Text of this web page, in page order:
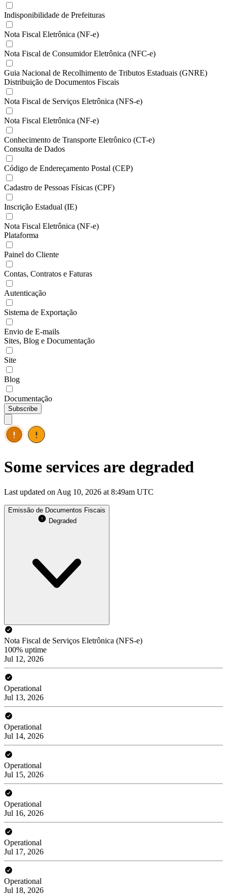
Indisponibilidade de Prefeituras
Nota Fiscal Eletrônica (NF-e)
Nota Fiscal de Consumidor Eletrônica (NFC-e)
Guia Nacional de Recolhimento de Tributos Estaduais (GNRE)
Distribuição de Documentos Fiscais
Nota Fiscal de Serviços Eletrônica (NFS-e)
Nota Fiscal Eletrônica (NF-e)
Conhecimento de Transporte Eletrônico (CT-e)
Consulta de Dados
Código de Endereçamento Postal (CEP)
Cadastro de Pessoas Físicas (CPF)
Inscrição Estadual (IE)
Nota Fiscal Eletrônica (NF-e)
Plataforma
Painel do Cliente
Contas, Contratos e Faturas
Autenticação
Sistema de Exportação
Envio de E-mails
Sites, Blog e Documentação
Site
Blog
Documentação
Subscribe
Some services are degraded
Last updated on Aug 10, 2026 at 8:49am UTC
Emissão de Documentos Fiscais
Degraded
Nota Fiscal de Serviços Eletrônica (NFS-e)
100% uptime
Jul 12, 2026
Operational
Jul 13, 2026
Operational
Jul 14, 2026
Operational
Jul 15, 2026
Operational
Jul 16, 2026
Operational
Jul 17, 2026
Operational
Jul 18, 2026